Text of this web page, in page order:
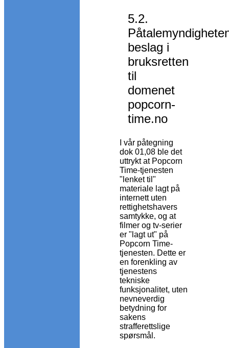
5.2.
beslag i
bruksretten
til
domenet
popcorn-
time.no
I vår påtegning
dok 01,08 ble det
uttrykt at Popcorn
Time-tjenesten
"lenket til"
materiale lagt på
internett uten
rettighetshavers
samtykke, og at
filmer og tv-serier
er "lagt ut" på
Popcorn Time-
tjenesten. Dette er
en forenkling av
tjenestens
tekniske
funksjonalitet, uten
nevneverdig
betydning for
sakens
strafferettslige
spørsmål.